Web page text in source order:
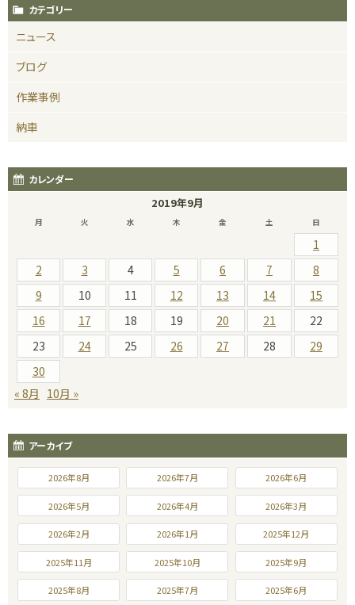
カテゴリー
ニュース
ブログ
作業事例
納車
カレンダー
2019年9月
月 火 水 木 金 土 日
1
2
3 4 5 6 7
8
9
10 11 12 13 14
15
16
17 18 19 20 21
22
23
24 25 26 27 28
29
30
« 8月 10月 »
アーカイブ
2026年8月 2026年7月 2026年6月
2026年5月 2026年4月 2026年3月
2026年2月 2026年1月 2025年12月
2025年11月 2025年10月 2025年9月
2025年8月 2025年7月 2025年6月